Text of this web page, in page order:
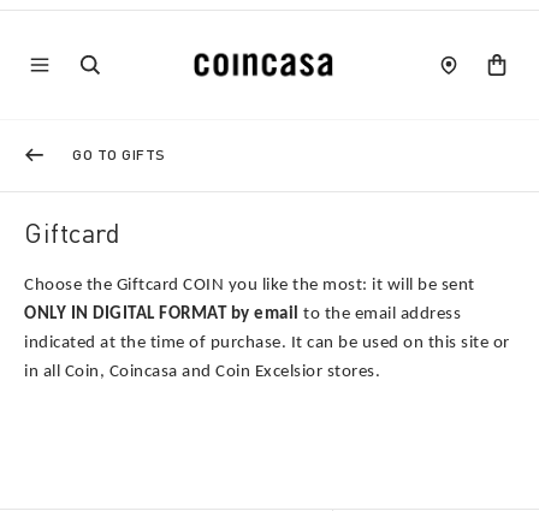
GO TO GIFTS
Giftcard
Choose the Giftcard COIN you like the most: it will be sent
ONLY IN DIGITAL FORMAT by email to the email address
indicated at the time of purchase. It can be used on this site or
in all Coin, Coincasa and Coin Excelsior stores.